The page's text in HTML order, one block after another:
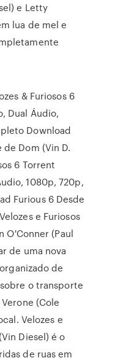
e Letty
lua de mel e
& Furiosos 6
Dual Áudio,
Download
Dom (Vin D.
6 Torrent
1080p, 720p,
Furious 6 Desde
e Furiosos
O'Conner (Paul
de uma nova
de
o transporte
(Cole
Velozes e
Diesel) é o
de ruas em